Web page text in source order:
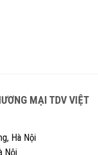
MẠI TDV VIỆT
Hà Nội
Nội